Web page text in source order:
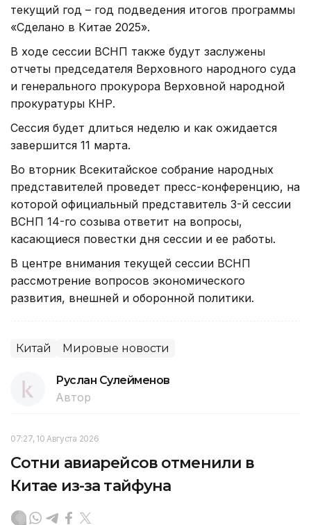
текущий год – год подведения итогов программы
«Сделано в Китае 2025».
В ходе сессии ВСНП также будут заслужены
отчеты председателя Верховного народного суда
и генерального прокурора Верховной народной
прокуратуры КНР.
Сессия будет длиться неделю и как ожидается
завершится 11 марта.
Во вторник Всекитайское собрание народных
представителей проведет пресс-конференцию, на
которой официальный представитель 3-й сессии
ВСНП 14-го созыва ответит на вопросы,
касающиеся повестки дня сессии и ее работы.
В центре внимания текущей сессии ВСНП
рассмотрение вопросов экономического
развития, внешней и оборонной политики.
Китай Мировые новости
Руслан Сулейменов
Автор
07:27, 10 Августа 2026
Сотни авиарейсов отменили в
Китае из-за тайфуна